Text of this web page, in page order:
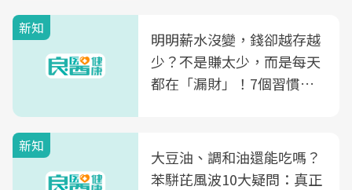
新知
明明薪水沒變，錢卻越存越
少？不是賺太少，而是每天
都在「漏財」！7個習慣一
新知
大豆油、調和油還能吃嗎？
苯駢芘風波10大疑問：真正